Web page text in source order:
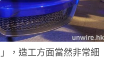
，造工方面當然非常細